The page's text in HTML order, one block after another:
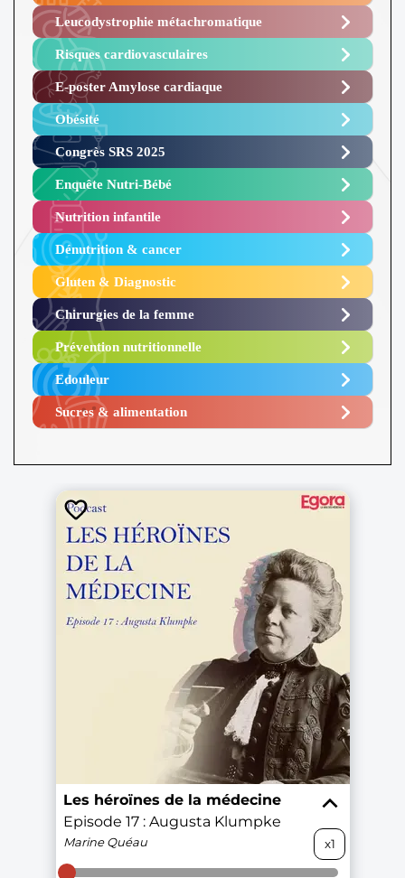
Leucodystrophie métachromatique
Risques cardiovasculaires
E-poster Amylose cardiaque ​
Obésité ​
Congrès SRS 2025 ​
Enquête Nutri-Bébé ​
Nutrition infantile
Dénutrition & cancer
Gluten & Diagnostic
Chirurgies de la femme
Prévention nutritionnelle
Edouleur​
Sucres & alimentation​